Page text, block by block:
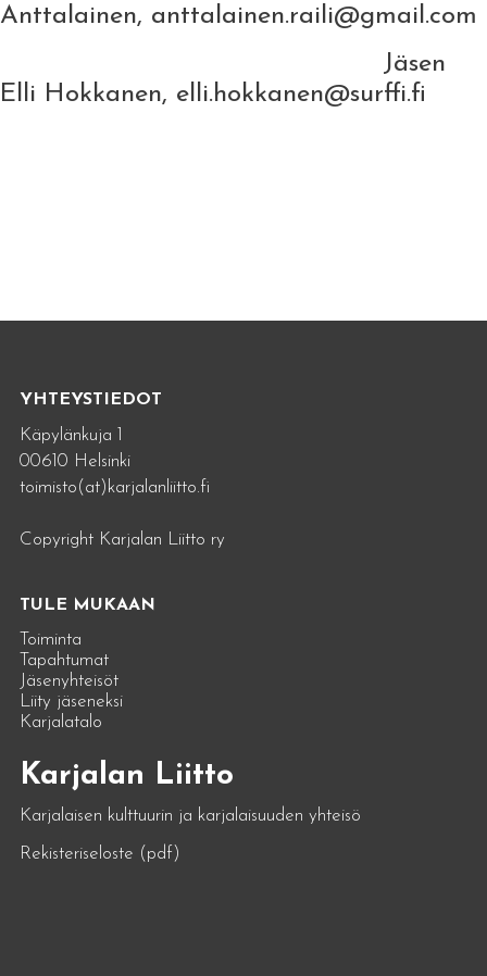
Anttalainen, anttalainen.raili@gmail.com
Jäsen
Elli Hokkanen, elli.hokkanen@surffi.fi
YHTEYSTIEDOT
Käpylänkuja 1
00610 Helsinki
toimisto(at)karjalanliitto.fi
Copyright Karjalan Liitto ry
TULE MUKAAN
Toiminta
Tapahtumat
Jäsenyhteisöt
Liity jäseneksi
Karjalatalo
Karjalan Liitto
Karjalaisen kulttuurin ja karjalaisuuden yhteisö
Rekisteriseloste (pdf)